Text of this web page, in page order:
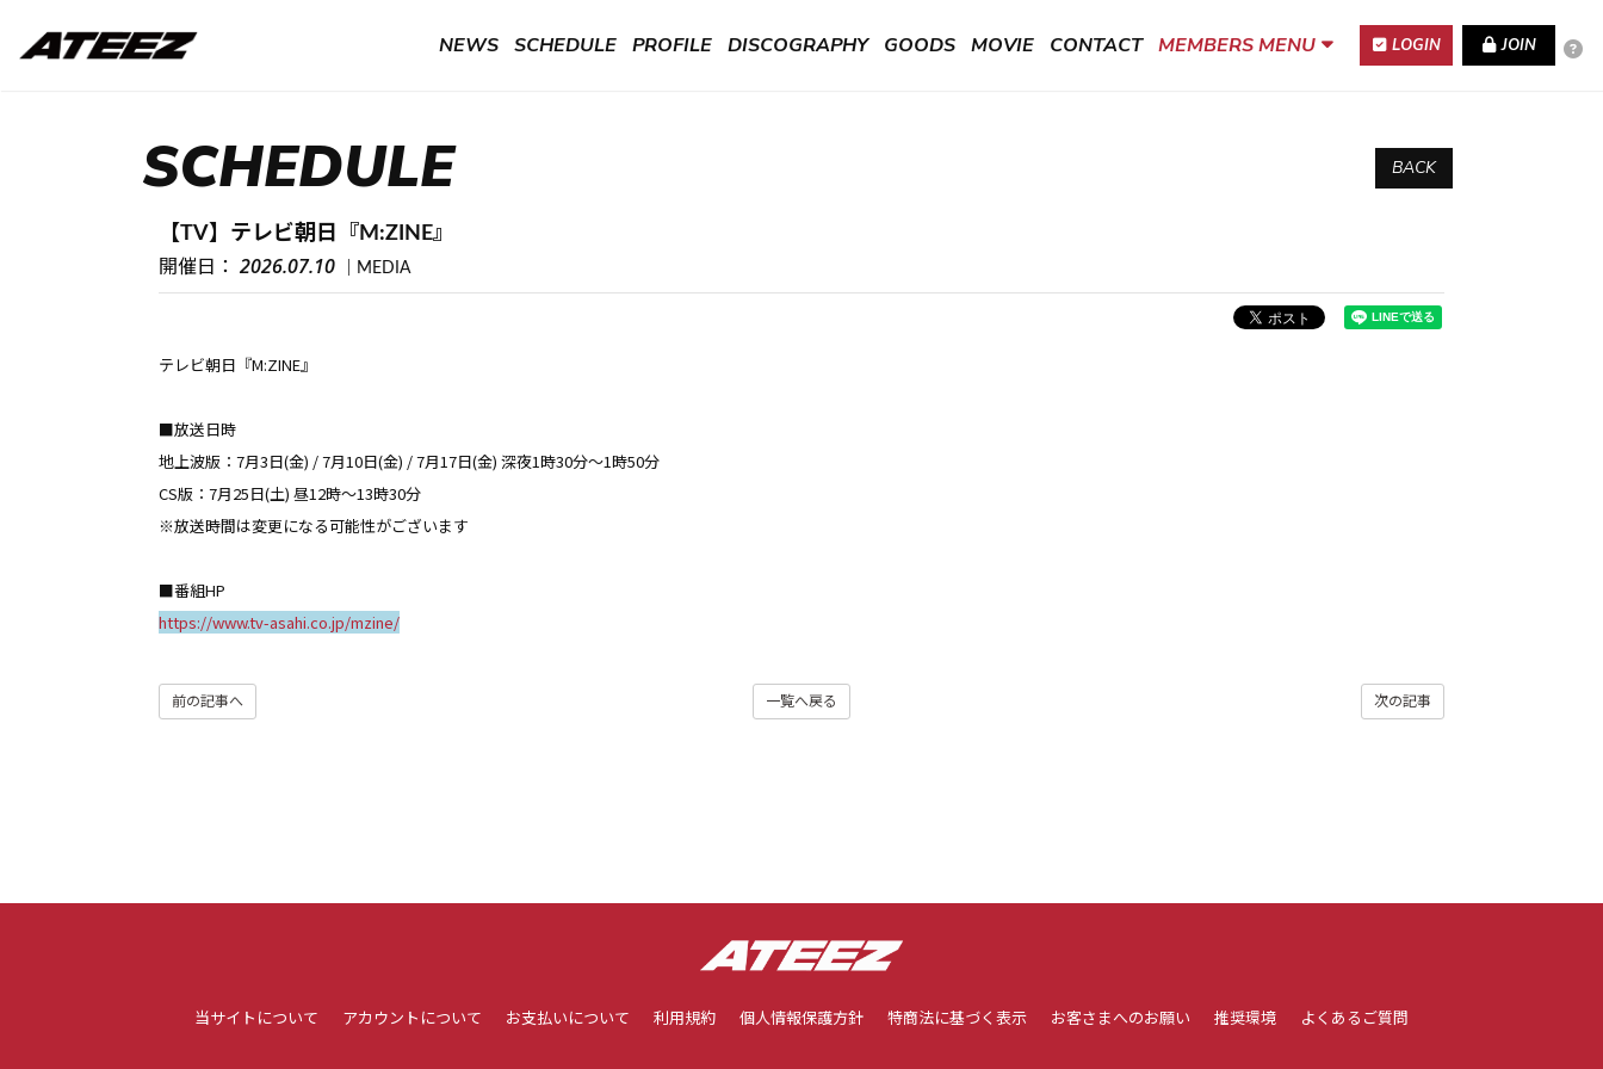
NEWS SCHEDULE PROFILE DISCOGRAPHY GOODS MOVIE CONTACT MEMBERS MENU LOGIN JOIN
SCHEDULE BACK
【TV】テレビ朝日『M:ZINE』
開催日： 2026.07.10 MEDIA
テレビ朝日『M:ZINE』
■放送日時
地上波版：7月3日(金) / 7月10日(金) / 7月17日(金) 深夜1時30分～1時50分
CS版：7月25日(土) 昼12時～13時30分
※放送時間は変更になる可能性がございます
■番組HP
https://www.tv-asahi.co.jp/mzine/
次の記事
一覧へ戻る
前の記事へ
当サイトについて アカウントについて お支払いについて 利用規約 個人情報保護方針 特商法に基づく表示 お客さまへのお願い 推奨環境 よくあるご質問